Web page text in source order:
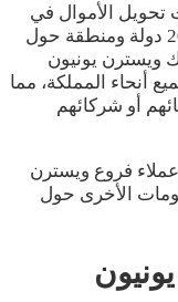
الأموال في
العالم، حيث تقدم خدماتها في أكثر من 200 دولة ومنطقة حول
ويسترن يونيون
أنحاء المملكة، مما
أو شركائهم
فروع ويسترن
الأخرى حول